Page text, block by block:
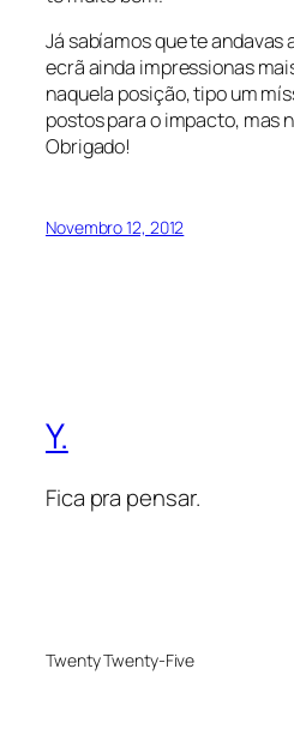
Já sabíamos que te andavas
ecrã ainda impressionas
naquela posição, tipo um
postos para o impacto, mas
Obrigado!
Novembro 12, 2012
Y.
Fica pra pensar.
Twenty Twenty-Five